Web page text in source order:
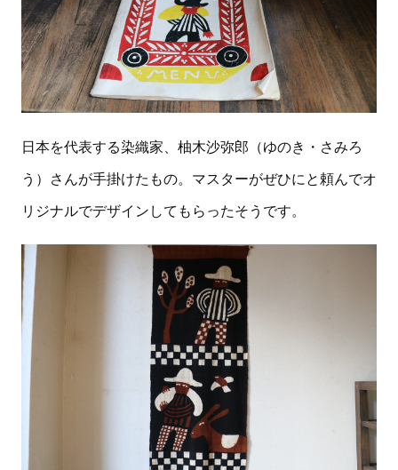
日本を代表する染織家、柚木沙弥郎（ゆのき・さみろ
う）さんが手掛けたもの。マスターがぜひにと頼んでオ
リジナルでデザインしてもらったそうです。